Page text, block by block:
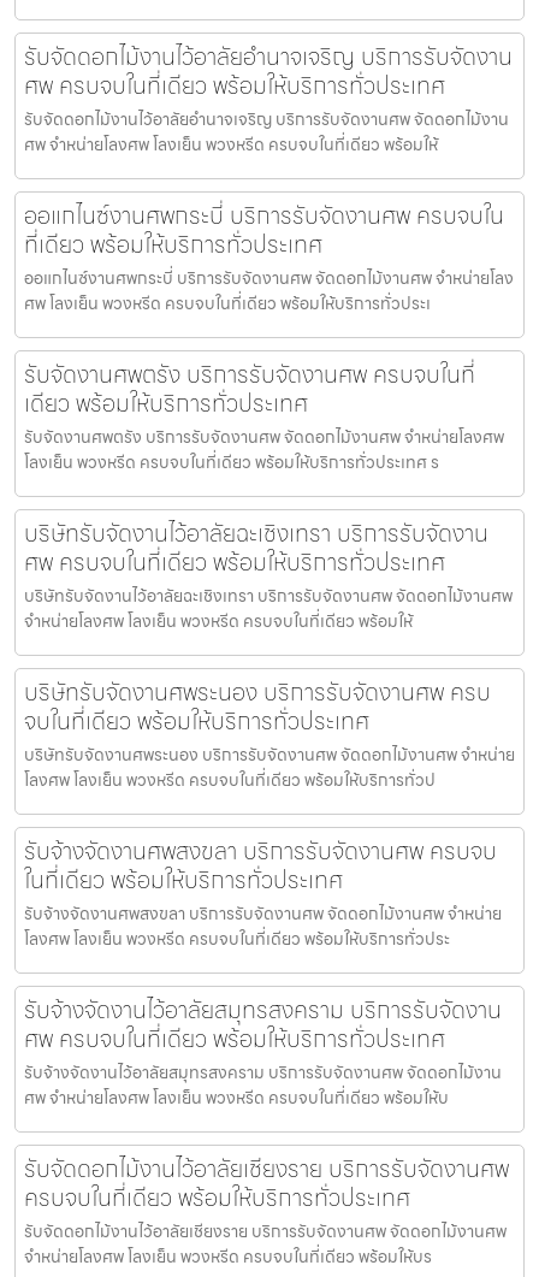
รับจัดดอกไม้งานไว้อาลัยอำนาจเจริญ บริการรับจัดงาน
ศพ ครบจบในที่เดียว พร้อมให้บริการทั่วประเทศ
รับจัดดอกไม้งานไว้อาลัยอำนาจเจริญ บริการรับจัดงานศพ จัดดอกไม้งาน
ศพ จำหน่ายโลงศพ โลงเย็น พวงหรีด ครบจบในที่เดียว พร้อมให้
ออแกไนซ์งานศพกระบี่ บริการรับจัดงานศพ ครบจบใน
ที่เดียว พร้อมให้บริการทั่วประเทศ
ออแกไนซ์งานศพกระบี่ บริการรับจัดงานศพ จัดดอกไม้งานศพ จำหน่ายโลง
ศพ โลงเย็น พวงหรีด ครบจบในที่เดียว พร้อมให้บริการทั่วประเ
รับจัดงานศพตรัง บริการรับจัดงานศพ ครบจบในที่
เดียว พร้อมให้บริการทั่วประเทศ
รับจัดงานศพตรัง บริการรับจัดงานศพ จัดดอกไม้งานศพ จำหน่ายโลงศพ
โลงเย็น พวงหรีด ครบจบในที่เดียว พร้อมให้บริการทั่วประเทศ ร
บริษัทรับจัดงานไว้อาลัยฉะเชิงเทรา บริการรับจัดงาน
ศพ ครบจบในที่เดียว พร้อมให้บริการทั่วประเทศ
บริษัทรับจัดงานไว้อาลัยฉะเชิงเทรา บริการรับจัดงานศพ จัดดอกไม้งานศพ
จำหน่ายโลงศพ โลงเย็น พวงหรีด ครบจบในที่เดียว พร้อมให้
บริษัทรับจัดงานศพระนอง บริการรับจัดงานศพ ครบ
จบในที่เดียว พร้อมให้บริการทั่วประเทศ
บริษัทรับจัดงานศพระนอง บริการรับจัดงานศพ จัดดอกไม้งานศพ จำหน่าย
โลงศพ โลงเย็น พวงหรีด ครบจบในที่เดียว พร้อมให้บริการทั่วป
รับจ้างจัดงานศพสงขลา บริการรับจัดงานศพ ครบจบ
ในที่เดียว พร้อมให้บริการทั่วประเทศ
รับจ้างจัดงานศพสงขลา บริการรับจัดงานศพ จัดดอกไม้งานศพ จำหน่าย
โลงศพ โลงเย็น พวงหรีด ครบจบในที่เดียว พร้อมให้บริการทั่วประ
รับจ้างจัดงานไว้อาลัยสมุทรสงคราม บริการรับจัดงาน
ศพ ครบจบในที่เดียว พร้อมให้บริการทั่วประเทศ
รับจ้างจัดงานไว้อาลัยสมุทรสงคราม บริการรับจัดงานศพ จัดดอกไม้งาน
ศพ จำหน่ายโลงศพ โลงเย็น พวงหรีด ครบจบในที่เดียว พร้อมให้บ
รับจัดดอกไม้งานไว้อาลัยเชียงราย บริการรับจัดงานศพ
ครบจบในที่เดียว พร้อมให้บริการทั่วประเทศ
รับจัดดอกไม้งานไว้อาลัยเชียงราย บริการรับจัดงานศพ จัดดอกไม้งานศพ
จำหน่ายโลงศพ โลงเย็น พวงหรีด ครบจบในที่เดียว พร้อมให้บร